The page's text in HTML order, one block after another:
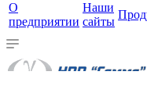
О
предприятии
Наши
сайты